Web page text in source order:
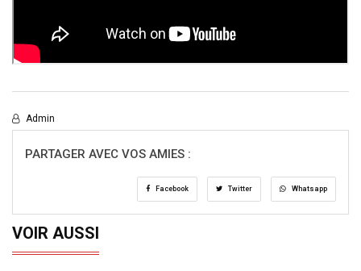
Admin
PARTAGER AVEC VOS AMIES :
Facebook Twitter Whatsapp
VOIR AUSSI